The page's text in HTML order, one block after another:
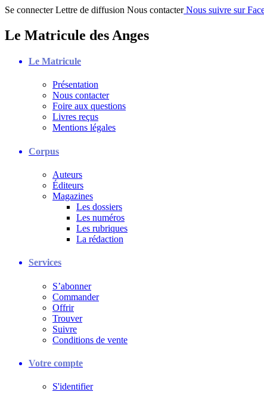
Se connecter Lettre de diffusion Nous contacter Nous suivre sur
Le Matricule des Anges
Le Matricule
Présentation
Nous contacter
Foire aux questions
Livres reçus
Mentions légales
Corpus
Auteurs
Éditeurs
Magazines
Les dossiers
Les numéros
Les rubriques
La rédaction
Services
S’abonner
Commander
Offrir
Trouver
Suivre
Conditions de vente
Votre compte
S'identifier